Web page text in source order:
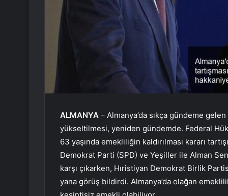
ALMANYA – Almanya’da sıkça gündeme
yükseltilmesi, yeniden gündemde. Federal
63 yaşında emekliliğin kaldırılması kararı
Demokrat Parti (SPD) ve Yeşiller ile Alman
karşı çıkarken, Hıristiyan Demokrat Birlik
yana görüş bildirdi. Almanya’da olağan